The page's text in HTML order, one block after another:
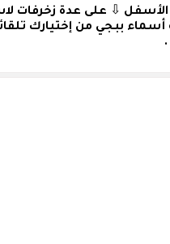
الأسفل ⇩ على عدة زخرفات
ببجي من إختيارك